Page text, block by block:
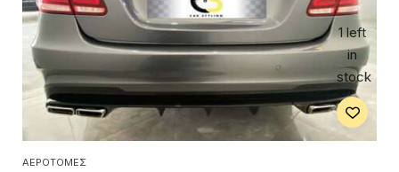
1 left
in
stock
ΑΕΡΟΤΟΜΈΣ